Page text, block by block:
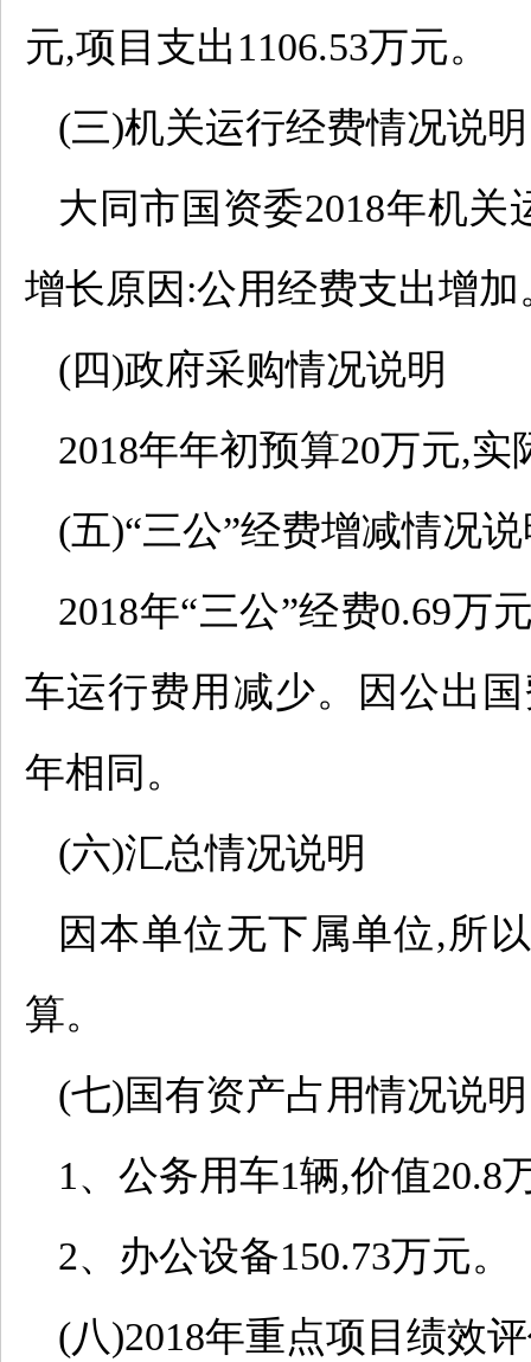
元,项目支出1106.53万元。
(三)机关运行经费情况说明
大同市国资委2018年机关
增长原因:公用经费支出增加
(四)政府采购情况说明
2018年年初预算20万元,实
(五)“三公”经费增减情况
2018年“三公”经费0.69万
车运行费用减少。因公出
年相同。
(六)汇总情况说明
因本单位无下属单位,所
算。
(七)国有资产占用情况说明
1、公务用车1辆,价值20.8
2、办公设备150.73万元。
(八)2018年重点项目绩效